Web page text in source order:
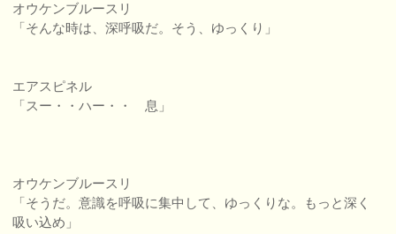
オウケンブルースリ
「そんな時は、深呼吸だ。そう、ゆっくり」
エアスピネル
「スー・・ハー・・ 息」
オウケンブルースリ
「そうだ。意識を呼吸に集中して、ゆっくりな。もっと深く
吸い込め」